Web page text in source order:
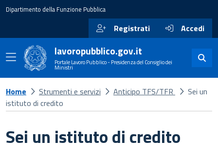
Dipartimento della Funzione Pubblica
Registrati Accedi
lavoropubblico.gov.it
Portale Lavoro Pubblico - Presidenza del Consiglio dei
Ministri
Home Strumenti e servizi Anticipo TFS/TFR
Sei un
istituto di credito
Sei un istituto di credito